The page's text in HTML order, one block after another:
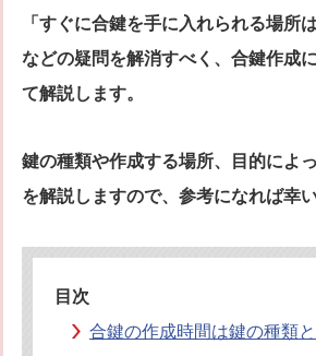
中山さん 防犯コラム よくある
オフィシャルブログ
公式キャラクター紹介 お知らせ
「すぐに合鍵を手に入れられる場所は
などの疑問を解消すべく、合鍵作成
て解説します。
鍵の種類や作成する場所、目的によ
を解説しますので、参考になれば幸い
目次
合鍵の作成時間は鍵の種類